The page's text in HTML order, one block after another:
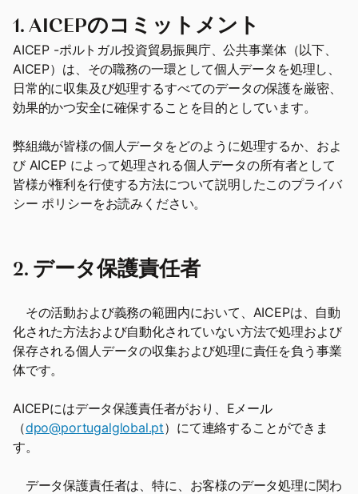
1. AICEPのコミットメント
AICEP -ポルトガル投資貿易振興庁、公共事業体（以下、
AICEP）は、その職務の一環として個人データを処理し、
日常的に収集及び処理するすべてのデータの保護を厳密、
効果的かつ安全に確保することを目的としています。
弊組織が皆様の個人データをどのように処理するか、およ
び AICEP によって処理される個人データの所有者として
皆様が権利を行使する方法について説明したこのプライバ
シー ポリシーをお読みください。
2. データ保護責任者
その活動および義務の範囲内において、AICEPは、自動
化された方法および自動化されていない方法で処理および
保存される個人データの収集および処理に責任を負う事業
体です。
AICEPにはデータ保護責任者がおり、Eメール
（dpo@portugalglobal.pt）にて連絡することができま
す。
データ保護責任者は、特に、お客様のデータ処理に関わ